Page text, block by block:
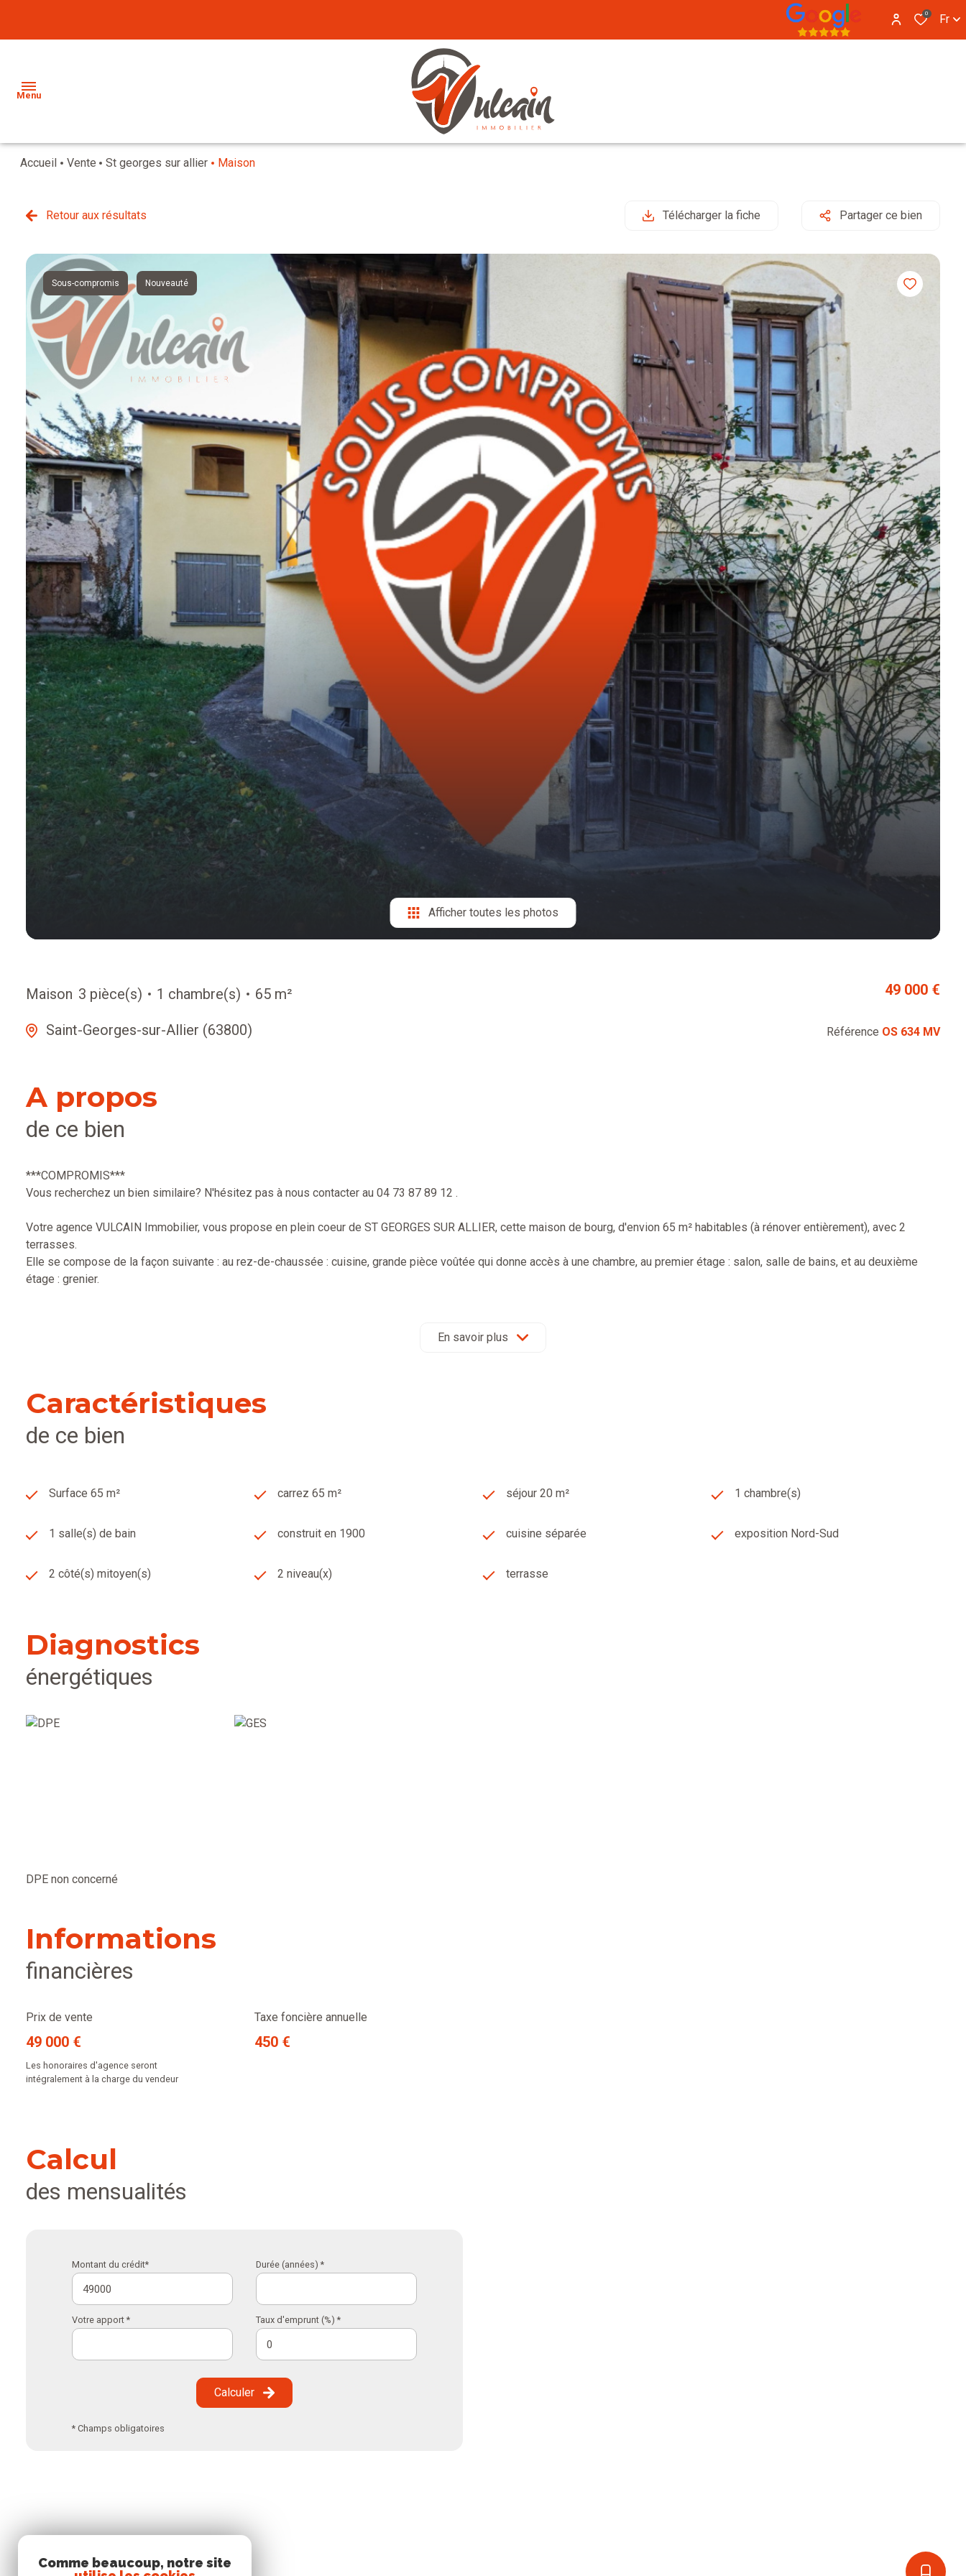
0 Fr
Menu
LOCATION
LOCATION
PRO
ESTIMATION
NOTRE
EQUIPE
ALERTE
E-MAIL
RECRUTEMENT
Accueil Vente St georges sur allier Maison
Retour aux résultats Télécharger la fiche Partager ce bien
Sous-compromis Nouveauté
Afficher toutes les photos
Maison 3 pièce(s) 1 chambre(s) 65 m²
Saint-Georges-sur-Allier (63800)
49 000 €
Référence OS 634 MV
A propos
de ce bien
***COMPROMIS***
Vous recherchez un bien similaire? N'hésitez pas à nous contacter au 04 73 87 89 12 .
Votre agence VULCAIN Immobilier, vous propose en plein coeur de ST GEORGES SUR ALLIER, cette maison de bourg, d'envion 65 m² habitables (à rénover entièrement), avec 2
terrasses.
Elle se compose de la façon suivante : au rez-de-chaussée : cuisine, grande pièce voûtée qui donne accès à une chambre, au premier étage : salon, salle de bains, et au deuxième
étage : grenier.
Pour plus de renseignements sur ce bien contacter votre agence VULCAIN IMMOBILIER au 04.73.87.89.12 - Annonce rédigée par Olivier SAVAETE - Agent commercial - RSAC : 501
Estimation offerte* (voir condition en agence), avis de valeur, maison à vendre, appartement, terrain, immeuble. Secteurs : Pont du Château, Cournon d'Auvergne, Le Cendre, Orcet,
Lempdes, Les Martres d'Artiere, Les Martres de Veyre, Joze, Lezoux, Mur Sur Allier, Vertaizon, Chignat, Moissat, 63800, 63430, 63370, 63350,63190,63910, 63670, 63116.
En savoir plus
Caractéristiques
de ce bien
Surface 65 m² carrez 65 m² séjour 20 m² 1 chambre(s)
1 salle(s) de bain construit en 1900 cuisine séparée exposition Nord-Sud
2 côté(s) mitoyen(s) 2 niveau(x) terrasse
Diagnostics
énergétiques
DPE non concerné
Informations
financières
Prix de vente
49 000 €
Les honoraires d'agence seront
intégralement à la charge du vendeur
Taxe foncière annuelle
450 €
Calcul
des mensualités
Montant du crédit* Durée (années) *
Votre apport * Taux d'emprunt (%) *
Calculer
* Champs obligatoires
Comme beaucoup, notre site